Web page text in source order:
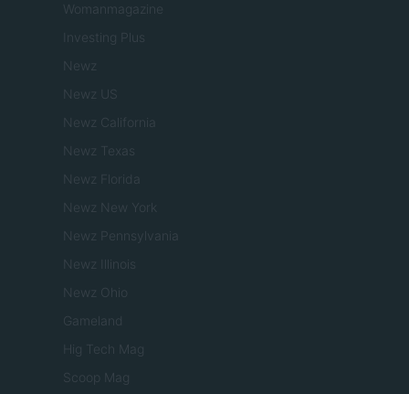
Womanmagazine
Investing Plus
Newz
Newz US
Newz California
Newz Texas
Newz Florida
Newz New York
Newz Pennsylvania
Newz Illinois
Newz Ohio
Gameland
Hig Tech Mag
Scoop Mag